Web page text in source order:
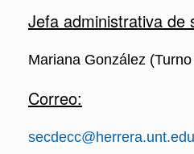
Jefa administrativa de
Mariana González
Correo: